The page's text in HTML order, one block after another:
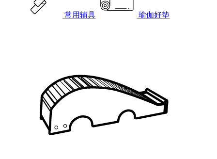
常用辅具 瑜伽好垫